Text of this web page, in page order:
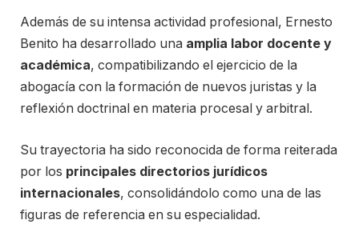
Además de su intensa actividad profesional, Ernesto
Benito ha desarrollado una amplia labor docente y
académica, compatibilizando el ejercicio de la
abogacía con la formación de nuevos juristas y la
reflexión doctrinal en materia procesal y arbitral.
Su trayectoria ha sido reconocida de forma reiterada
por los principales directorios jurídicos
internacionales, consolidándolo como una de las
figuras de referencia en su especialidad.